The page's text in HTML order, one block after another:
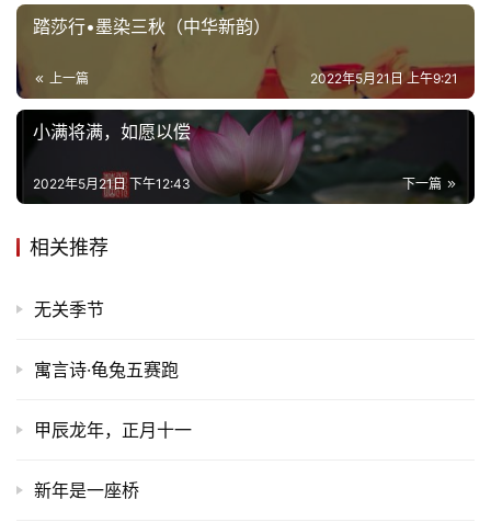
踏莎行•墨染三秋（中华新韵）
上一篇 2022年5月21日 上午9:21
小满将满，如愿以偿
下一篇
2022年5月21日 下午12:43
相关推荐
无关季节
寓言诗·龟兔五赛跑
甲辰龙年，正月十一
新年是一座桥